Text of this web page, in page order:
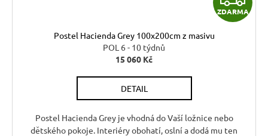
D
ZDARMA
Postel Hacienda Grey 100x200cm z masivu
POL 6 - 10 týdnů
15 060 Kč
DETAIL
Postel Hacienda Grey je vhodná do Vaší ložnice nebo
dětského pokoje. Interiéry obohatí, oslní a dodá mu ten